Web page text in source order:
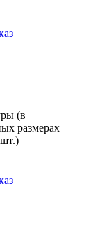
(в
размерах